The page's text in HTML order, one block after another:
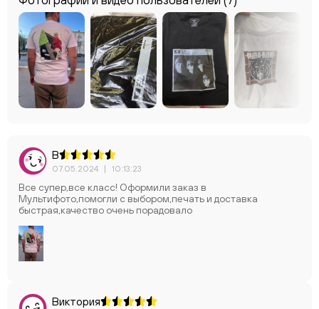
В
07.05.2024 | 10:13:23
Все супер,все класс! Оформили заказ в
Мультифото,помогли с выбором,печать и доставка
быстрая,качество очень порадовало
Виктория